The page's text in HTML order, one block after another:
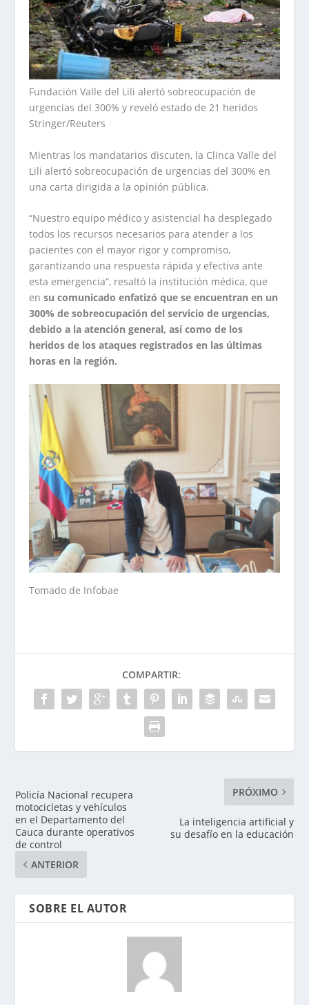
Fundación Valle del Lili alertó sobreocupación de
urgencias del 300% y reveló estado de 21 heridos
Stringer/Reuters
Mientras los mandatarios discuten, la Clinca Valle del
Lili alertó sobreocupación de urgencias del 300% en
una carta dirigida a la opinión pública.
“Nuestro equipo médico y asistencial ha desplegado
todos los recursos necesarios para atender a los
pacientes con el mayor rigor y compromiso,
garantizando una respuesta rápida y efectiva ante
esta emergencia”, resaltó la institución médica, que
en su comunicado enfatizó que se encuentran en un
300% de sobreocupación del servicio de urgencias,
debido a la atención general, así como de los
heridos de los ataques registrados en las últimas
horas en la región.
Tomado de Infobae
COMPARTIR:
Policía Nacional recupera
motocicletas y vehículos
en el Departamento del
Cauca durante operativos
de control
ANTERIOR
PRÓXIMO
La inteligencia artificial y
su desafío en la educación
SOBRE EL AUTOR